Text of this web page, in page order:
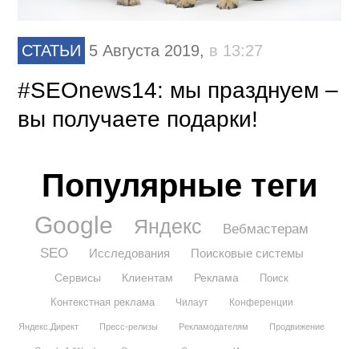
СТАТЬИ 5 Августа 2019, в 13:27
#SEOnews14: мы празднуем –
вы получаете подарки!
Популярные теги
Google Яндекс
Вебмастерам
SEO
Исследования Поисковые системы
Сервисы Клиентам Реклама
Поиск
Контекстная реклама
Чилаут Конференции
Яндекс.Директ Пресс-релизы Рекламодателям Продвижение